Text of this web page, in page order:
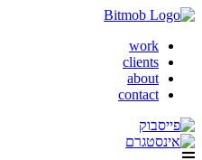
work
clients
about
contact